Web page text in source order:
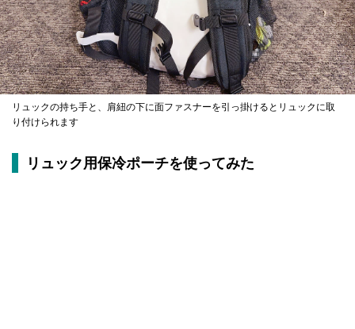
リュックの持ち手と、肩紐の下に面ファスナーを引っ掛けるとリュックに取
り付けられます
リュック用保冷ポーチを使ってみた